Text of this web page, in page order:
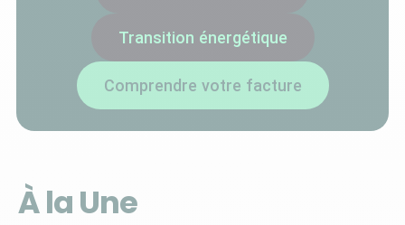
Transition énergétique
Comprendre votre facture
À la Une